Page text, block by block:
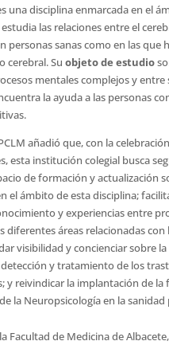
una disciplina enmarcada en el
las relaciones entre el
personas sanas como en las que
cerebral. Su objeto de estudio
mentales complejos y entre
la ayuda a las personas
añadió que, con la
esta institución colegial busca
de formación y actualización
el ámbito de esta disciplina;
y experiencias entre
diferentes áreas relacionadas con
visibilidad y concienciar sobre la
y tratamiento de los
y reivindicar la implantación de la
la Neuropsicología en la sanidad
Facultad de Medicina de